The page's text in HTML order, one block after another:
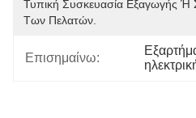
Τυπική Συσκευασία Εξαγωγής Ή
Των Πελατών.
Επισημαίνω: